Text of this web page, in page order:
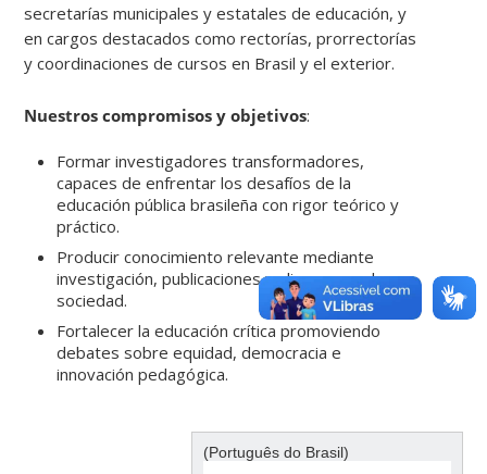
secretarías municipales y estatales de educación, y
en cargos destacados como rectorías, prorrectorías
y coordinaciones de cursos en Brasil y el exterior.
Nuestros compromisos y objetivos:
Formar investigadores transformadores,
capaces de enfrentar los desafíos de la
educación pública brasileña con rigor teórico y
práctico.
Producir conocimiento relevante mediante
investigación, publicaciones y alianzas con la
sociedad.
Fortalecer la educación crítica promoviendo
debates sobre equidad, democracia e
innovación pedagógica.
(Português do Brasil)